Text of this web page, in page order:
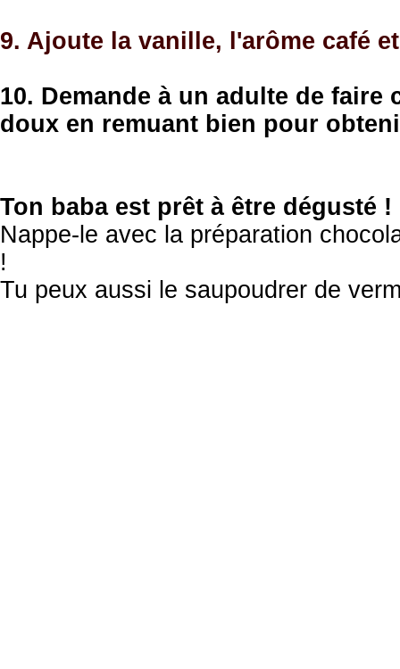
9. Ajoute la vanille, l'arôme café
10. Demande à un adulte de
doux en remuant bien pour
Ton baba est prêt à être dégusté !
Nappe-le avec la préparation
!
Tu peux aussi le saupoudrer de